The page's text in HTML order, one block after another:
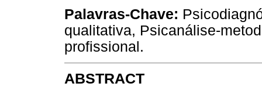
Palavras-Chave:
qualitativa, Psicanálise-
profissional.
ABSTRACT